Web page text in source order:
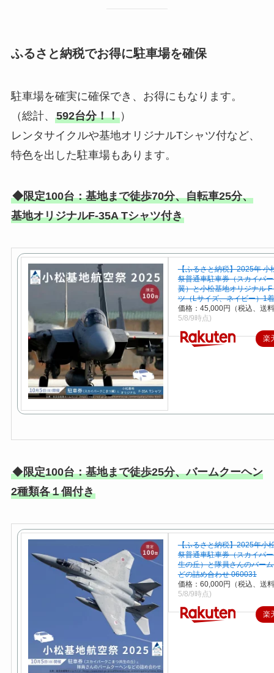
ふるさと納税でお得に駐車場を確保
駐車場を確実に確保でき、お得にもなります。
（総計、 592台分！！）
レンタサイクルや基地オリジナルTシャツ付など、
特色を出した駐車場もあります。
◆限定100台：基地まで徒歩70分、自転車25分、
基地オリジナルF-35A Tシャツ付き
【ふるさと納税】2025年 小
祭普通車駐車券（スカイパ
翼）と小松基地オリジナル
ツ（Lサイズ、ネイビー）1
価格：45,000円（税込、送
5/8/9時点)
楽
◆限定100台：基地まで徒歩25分、バームクーヘン
2種類各１個付き
【ふるさと納税】2025年小
祭普通車駐車券（スカイパ
生の丘）と隊員さんのバー
どの詰め合わせ 060031
価格：60,000円（税込、送
5/8/9時点)
楽